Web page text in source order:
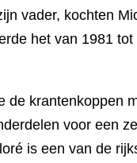
vader, kochten
het van 1981 tot
de krantenkoppen
voor een
is een van de